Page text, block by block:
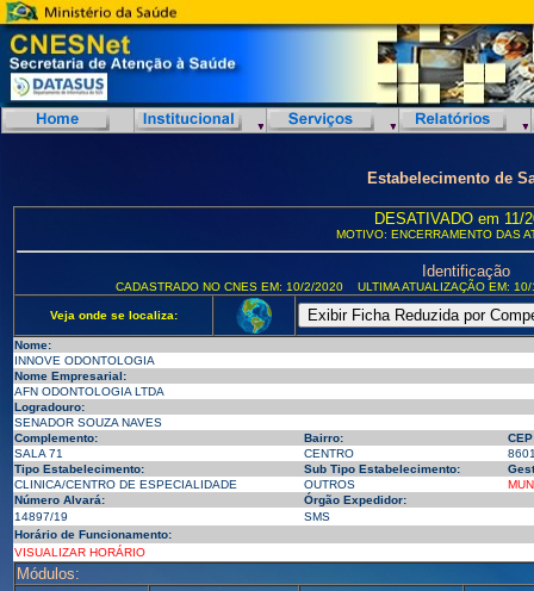
Estabelecimento de
DESATIVADO em 11/
MOTIVO: ENCERRAMENTO DAS
Identificação
CADASTRADO NO CNES EM: 10/2/2020 ULTIMA ATUALIZAÇÃO EM:
Veja onde se localiza:
Nome:
INNOVE ODONTOLOGIA
Nome Empresarial:
AFN ODONTOLOGIA LTDA
Logradouro:
SENADOR SOUZA NAVES
Complemento:
Bairro:
SALA 71
CENTRO
Tipo Estabelecimento:
Sub Tipo Estabelecimento:
CLINICA/CENTRO DE ESPECIALIDADE
OUTROS
Número Alvará:
Órgão Expedidor:
14897/19
SMS
Horário de Funcionamento:
VISUALIZAR HORÁRIO
Módulos: